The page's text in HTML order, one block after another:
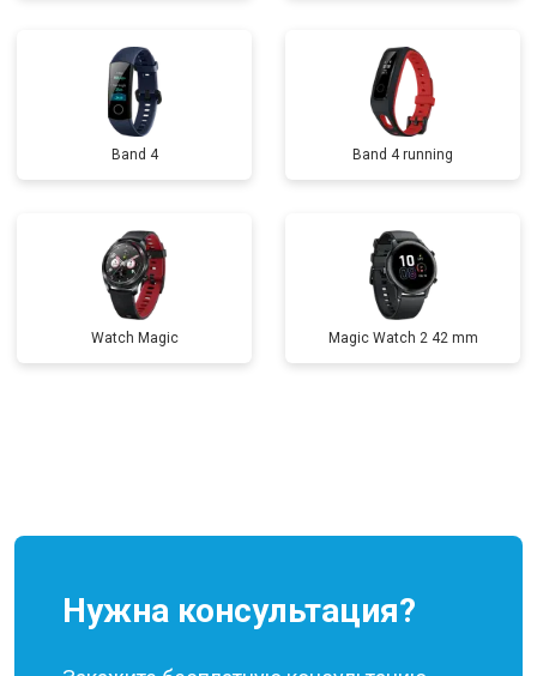
Band 4 Band 4 running
Watch Magic Magic Watch 2 42 mm
Нужна консультация?